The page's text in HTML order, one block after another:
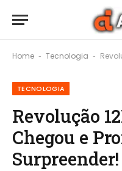
Home - Tecnologia -
TECNOLOGIA
Revolução
Chegou e
Surpreender!